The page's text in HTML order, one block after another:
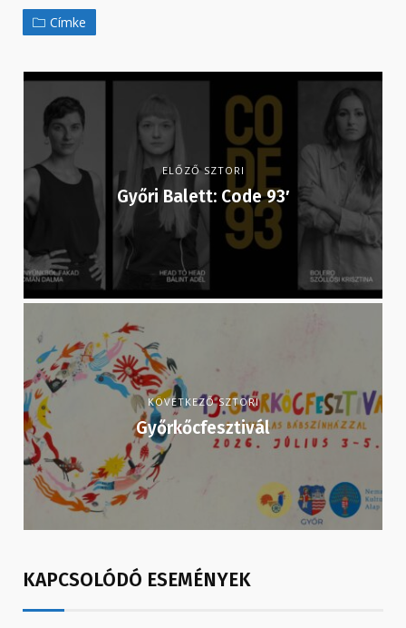
Címke
ELŐZŐ SZTORI
Győri Balett: Code 93′
KÖVETKEZŐ SZTORI
Győrkőcfesztivál
KAPCSOLÓDÓ ESEMÉNYEK